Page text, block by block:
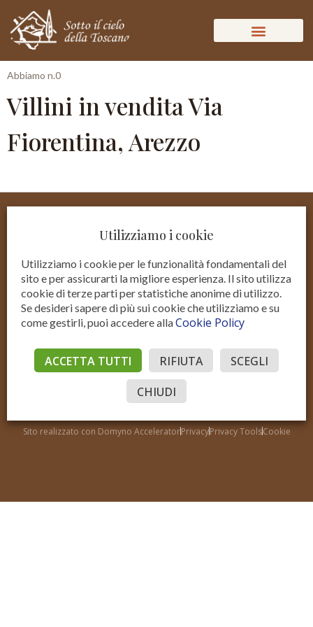
Abbiamo n.0
Villini in vendita Via
Fiorentina, Arezzo
Residenziale VenditaResidenziale AffittoCommerciale Vendita
Commerciale Affitto
Sito realizzato con Domyno AcceleratorPrivacyPrivacy ToolsCookie
Utilizziamo i cookie
Utilizziamo i cookie per le funzionalità fondamentali del
sito e per assicurarti la migliore esperienza. Il sito utilizza
cookie di terze parti per statistiche anonime di utilizzo.
Se desideri sapere di più sui cookie che utilizziamo e su
come gestirli, puoi accedere allaCookie Policy
ACCETTA TUTTI RIFIUTA
SCEGLI
CHIUDI